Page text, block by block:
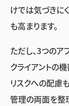
けでは気づきに
も高まります。
ただし、3つのア
クライアントの
リスクへの配慮
管理の両面を整